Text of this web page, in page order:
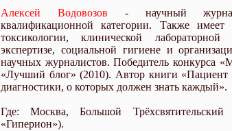
Алексей Водовозов - научный
квалификационной категории. Также имеет
токсикологии, клинической лабораторной
экспертизе, социальной гигиене и
научных журналистов. Победитель конкурса
«Лучший блог» (2010). Автор книги
диагностики, о которых должен знать каждый».
Где: Москва, Большой Трёхсвятительский
«Гиперион»).